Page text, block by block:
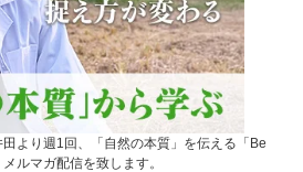
より週1回、「自然の本質」を伝える「Be
ルマガ配信を致します。